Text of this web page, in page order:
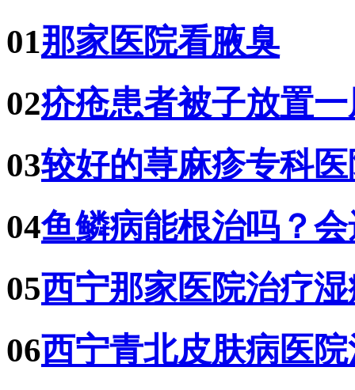
01那家医院看腋臭
02疥疮患者被子放置
03较好的荨麻疹专科
04鱼鳞病能根治吗？
05西宁那家医院治疗
06西宁青北皮肤病医